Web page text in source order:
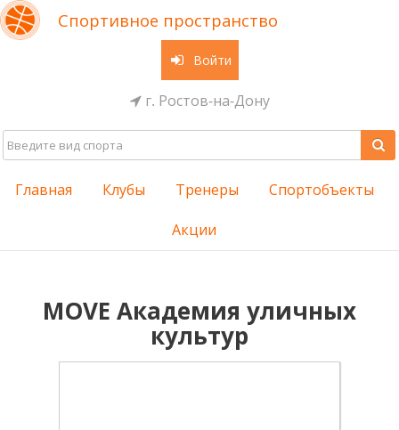
Спортивное пространство
Войти
г. Ростов-на-Дону
Главная Клубы Тренеры Спортобъекты
Акции
MOVE Академия уличных
культур